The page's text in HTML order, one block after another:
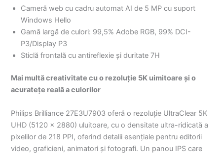
Cameră web cu cadru automat AI de 5 MP cu suport
Windows Hello
Gamă largă de culori: 99,5% Adobe RGB, 99% DCI-
P3/Display P3
Sticlă frontală cu antireflexie și duritate 7H
Mai multă creativitate cu o rezoluție 5K uimitoare și o
acuratețe reală a culorilor
Philips Brilliance 27E3U7903 oferă o rezoluție UltraClear 5K
UHD (5120 × 2880) uluitoare, cu o densitate ultra-ridicată a
pixelilor de 218 PPI, oferind detalii esențiale pentru editorii
video, graficieni, animatori și fotografi. Un panou IPS care